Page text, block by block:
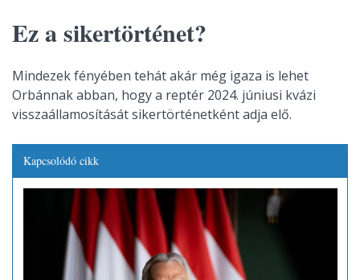
Ez a sikertörténet?
Mindezek fényében tehát akár még igaza is lehet
Orbánnak abban, hogy a reptér 2024. júniusi kvázi
visszaállamosítását sikertörténetként adja elő.
Kapcsolódó cikk